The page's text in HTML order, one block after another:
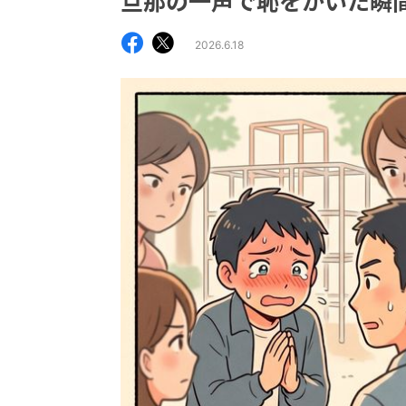
2026.6.18